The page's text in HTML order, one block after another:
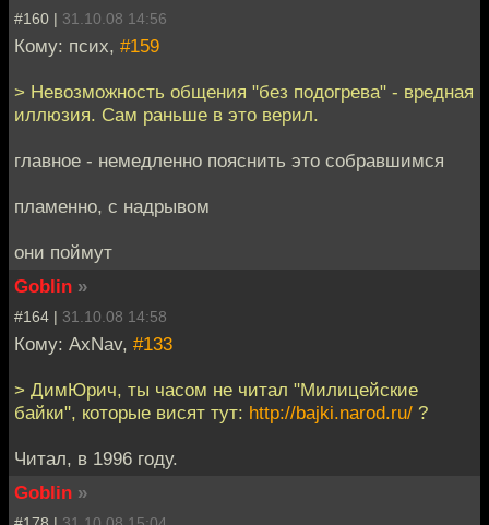
#160 | 31.10.08 14:56
Кому: псих, #159
> Невозможность общения "без подогрева" - вредная
иллюзия. Сам раньше в это верил.
главное - немедленно пояснить это собравшимся
пламенно, с надрывом
они поймут
Goblin »
#164 | 31.10.08 14:58
Кому: AxNav, #133
> ДимЮрич, ты часом не читал "Милицейские
байки", которые висят тут: http://bajki.narod.ru/ ?
Читал, в 1996 году.
Goblin »